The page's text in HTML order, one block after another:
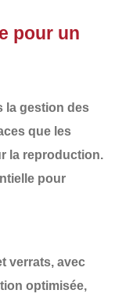
pour un
la gestion des
que les
la reproduction.
pour
verrats, avec
optimisée,